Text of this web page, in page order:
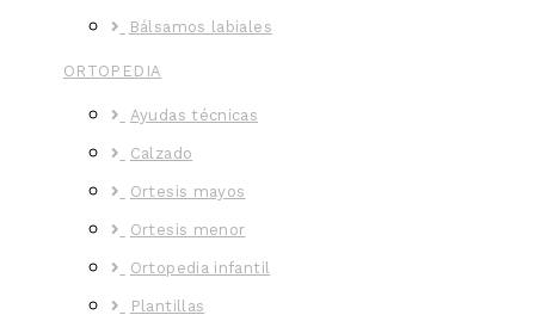
Bálsamos labiales
ORTOPEDIA
Ayudas técnicas
Calzado
Ortesis mayos
Ortesis menor
Ortopedia infantil
Plantillas